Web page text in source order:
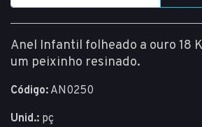
Anel Infantil folheado a ouro 18
um peixinho resinado.
Código: AN0250
Unid.: pç